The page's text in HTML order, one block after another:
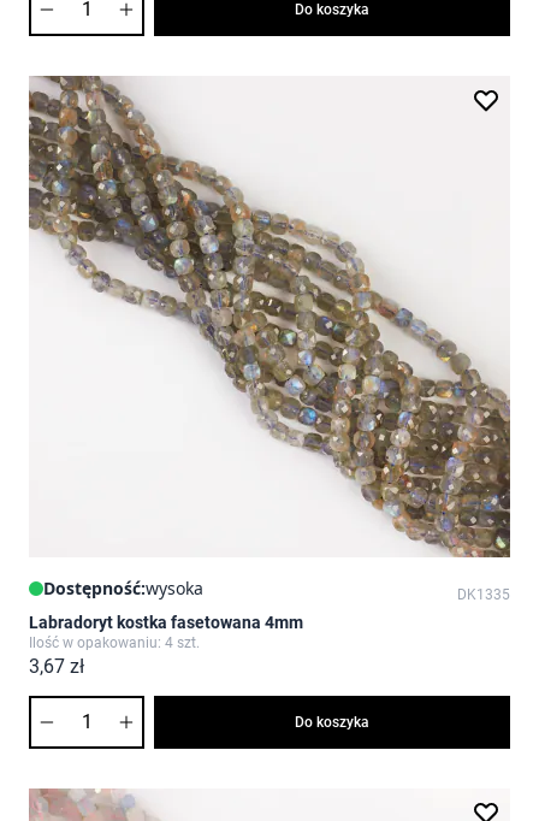
Do koszyka
Dostępność:wysoka DK1335
Labradoryt kostka fasetowana 4mm
Ilość w opakowaniu: 4 szt.
3,67 zł
Do koszyka